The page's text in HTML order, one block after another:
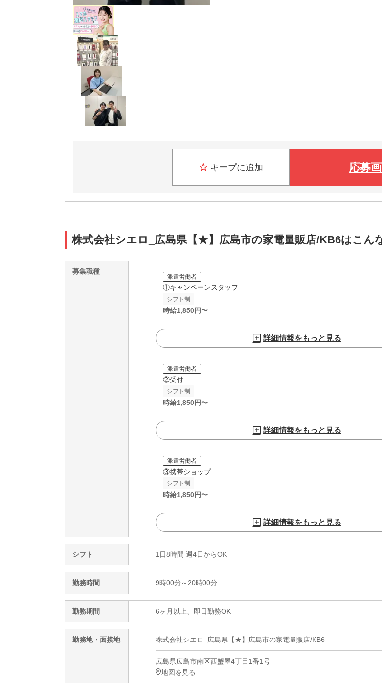
キープに追加 応募
株式会社シエロ_広島県【★】広島市の家電量販店/KB6はこん
募集職種
派遣労働者
①キャンペーンスタッフ
シフト制
時給1,850円〜
詳細情報をもっと見る
派遣労働者
②受付
シフト制
時給1,850円〜
詳細情報をもっと見る
派遣労働者
③携帯ショップ
シフト制
時給1,850円〜
詳細情報をもっと見る
シフト 1日8時間 週4日からOK
勤務時間 9時00分～20時00分
勤務期間 6ヶ月以上、即日勤務OK
勤務地・面接地 株式会社シエロ_広島県【★】広島市の家電量販店/KB6
広島県広島市南区西蟹屋4丁目1番1号
地図を見る